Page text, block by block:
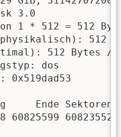
3.0
1 * 512 = 512
512
512 Bytes /
dos
0x519dad53
Ende Sektoren
60823552